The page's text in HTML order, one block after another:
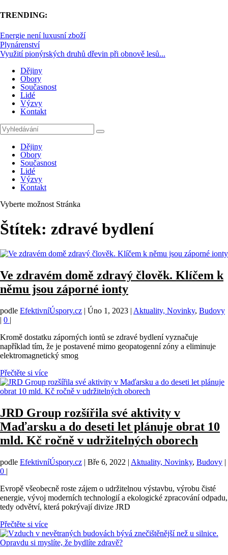
TRENDING:
Energie není luxusní zboží
Plynárenství
Využití pionýrských druhů dřevin při obnově lesů...
Dějiny
Obory
Současnost
Lidé
Výzvy
Kontakt
Dějiny
Obory
Současnost
Lidé
Výzvy
Kontakt
Vyberte možnost Stránka
Štítek: zdravé bydlení
Ve zdravém domě zdravý člověk. Klíčem k
němu jsou záporné ionty
podle EfektivníÚspory.cz | Úno 1, 2023 | Aktuality, Novinky, Budovy
| 0 |
Kromě dostatku záporných iontů se zdravé bydlení vyznačuje
například tím, že je postavené mimo geopatogenní zóny a eliminuje
elektromagnetický smog
Přečtěte si více
JRD Group rozšířila své aktivity v
Maďarsku a do deseti let plánuje obrat 10
mld. Kč ročně v udržitelných oborech
podle EfektivníÚspory.cz | Bře 6, 2022 | Aktuality, Novinky, Budovy |
0 |
Evropě všeobecně roste zájem o udržitelnou výstavbu, výrobu čisté
energie, vývoj moderních technologií a ekologické zpracování odpadu,
tedy odvětví, která pokrývají divize JRD
Přečtěte si více